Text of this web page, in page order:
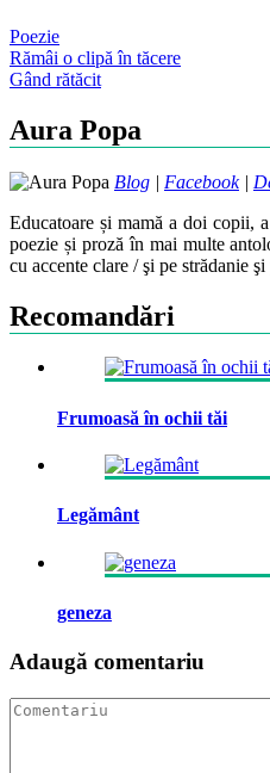
Poezie
Post
navigation
Rămâi o clipă în tăcere
Gând rătăcit
Aura Popa
Blog | Facebook|
Educatoare și mamă a doi copii,
poezie și proză în mai multe
cu accente clare / şi pe strădanie
Recomandări
Frumoasă în ochii tăi
Legământ
geneza
Adaugă comentariu